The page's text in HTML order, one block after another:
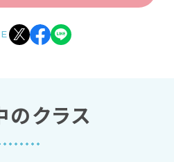
のクラス